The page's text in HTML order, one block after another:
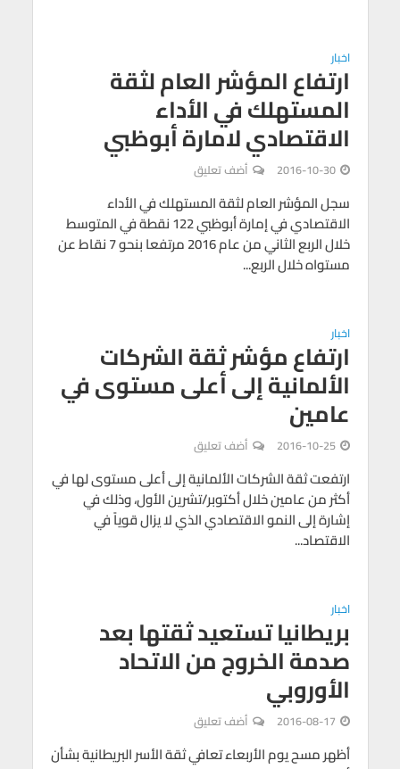
اخبار
ارتفاع المؤشر العام لثقة
المستهلك في الأداء
الاقتصادي لامارة أبوظبي
2016-10-30 أضف تعليق
سجل المؤشر العام لثقة المستهلك في الأداء
الاقتصادي في إمارة أبوظبي 122 نقطة في المتوسط
خلال الربع الثاني من عام 2016 مرتفعا بنحو 7 نقاط عن
مستواه خلال الربع...
اخبار
ارتفاع مؤشر ثقة الشركات
الألمانية إلى أعلى مستوى في
عامين
2016-10-25 أضف تعليق
ارتفعت ثقة الشركات الألمانية إلى أعلى مستوى لها في
أكثر من عامين خلال أكتوبر/تشرين الأول، وذلك في
إشارة إلى النمو الاقتصادي الذي لا يزال قوياً في
الاقتصاد...
اخبار
بريطانيا تستعيد ثقتها بعد
صدمة الخروج من الاتحاد
الأوروبي
2016-08-17 أضف تعليق
أظهر مسح يوم الأربعاء تعافي ثقة الأسر البريطانية بشأن